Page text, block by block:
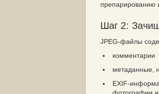
препарированию
Шаг 2:
JPEG-файлы
комментарии
метаданные,
EXIF-